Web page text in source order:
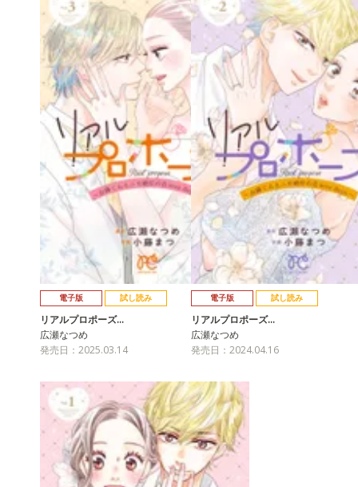
電子版 試し読み
リアルプロポーズ…
広瀬なつめ
発売日：2025.03.14
電子版 試し読み
リアルプロポーズ…
広瀬なつめ
発売日：2024.04.16